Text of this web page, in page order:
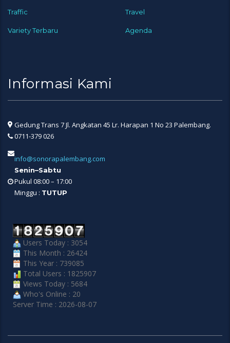
Traffic Travel
Variety Terbaru Agenda
Informasi Kami
Gedung Trans 7 Jl. Angkatan 45 Lr. Harapan 1 No 23 Palembang.
0711-379 026
info@sonorapalembang.com
Senin–Sabtu
Pukul 08:00 – 17:00
Minggu : TUTUP
Users Today : 3054
This Month : 26424
This Year : 739085
Total Users : 1825907
Views Today : 5684
Who's Online : 20
Server Time : 2026-08-07